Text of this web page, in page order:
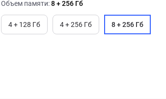
Объем памяти:8 + 256 Гб
4 + 128 Гб 4 + 256 Гб 8 + 256 Гб